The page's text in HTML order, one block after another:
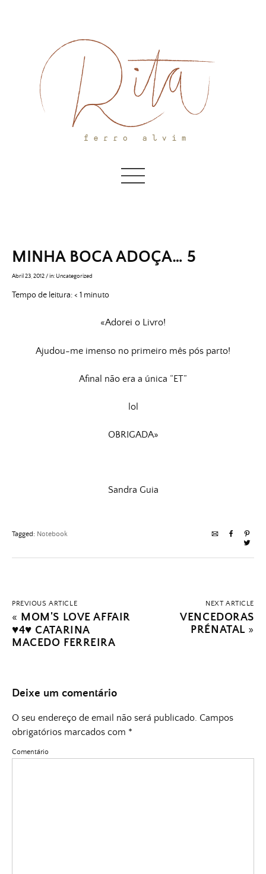
MINHA BOCA ADOÇA… 5
Abril 23, 2012/in: Uncategorized
Tempo de leitura:< 1 minuto
«Adorei o Livro!
Ajudou-me imenso no primeiro mês pós parto!
Afinal não era a única “ET”
lol
OBRIGADA»
Sandra Guia
Tagged: Notebook
PREVIOUS ARTICLE
« MOM'S LOVE AFFAIR
♥4♥ CATARINA
MACEDO FERREIRA
NEXT ARTICLE
VENCEDORAS
PRÉNATAL »
Deixe um comentário
O seu endereço de email não será publicado. Campos
obrigatórios marcados com *
Comentário